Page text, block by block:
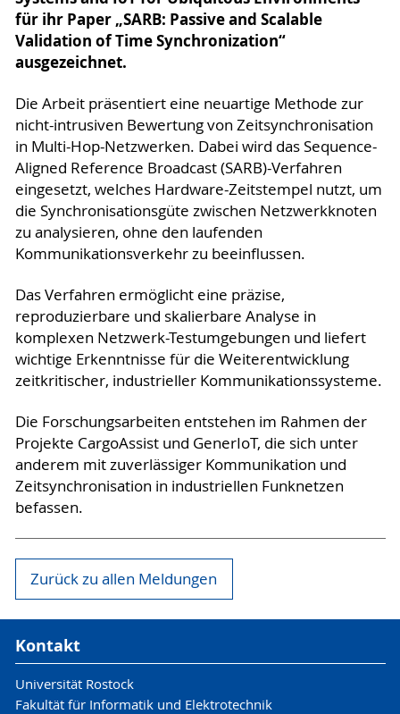
für ihr Paper „SARB: Passive and Scalable
Validation of Time Synchronization“
ausgezeichnet.
Die Arbeit präsentiert eine neuartige Methode zur
nicht-intrusiven Bewertung von Zeitsynchronisation
in Multi-Hop-Netzwerken. Dabei wird das Sequence-
Aligned Reference Broadcast (SARB)-Verfahren
eingesetzt, welches Hardware-Zeitstempel nutzt, um
die Synchronisationsgüte zwischen Netzwerkknoten
zu analysieren, ohne den laufenden
Kommunikationsverkehr zu beeinflussen.
Das Verfahren ermöglicht eine präzise,
reproduzierbare und skalierbare Analyse in
komplexen Netzwerk-Testumgebungen und liefert
wichtige Erkenntnisse für die Weiterentwicklung
zeitkritischer, industrieller Kommunikationssysteme.
Die Forschungsarbeiten entstehen im Rahmen der
Projekte CargoAssist und GenerIoT, die sich unter
anderem mit zuverlässiger Kommunikation und
Zeitsynchronisation in industriellen Funknetzen
befassen.
Zurück zu allen Meldungen
Kontakt
Universität Rostock
Fakultät für Informatik und Elektrotechnik